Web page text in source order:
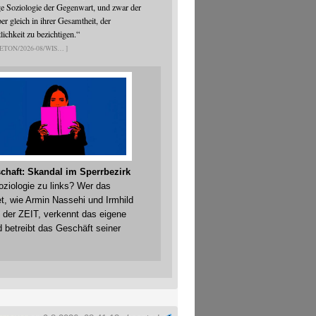
Soziologie der Gegenwart, und zwar der
gleich in ihrer Gesamtheit, der
zu bezichtigen.“
2026-08/WIS
Skandal im Sperrbezirk
zu links? Wer das
wie Armin Nassehi und Irmhild
der ZEIT, verkennt das eigene
betreibt das Geschäft seiner